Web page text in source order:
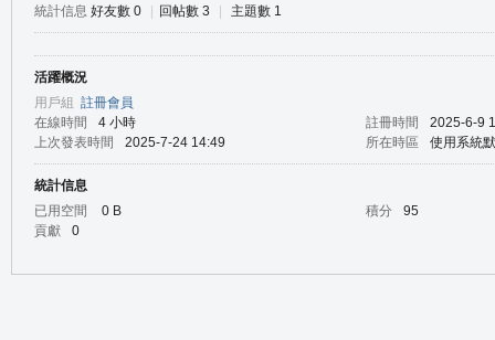
統計信息 好友數 0 回帖數 3 主題數 1
活躍概況
用戶組 註冊會員
在線時間
4 小時 註冊時間
2025-6-9
上次發表時間
2025-7-24 14:49 所在時區 使用系統
統計信息
已用空間
0 B 積分
95
貢獻
0